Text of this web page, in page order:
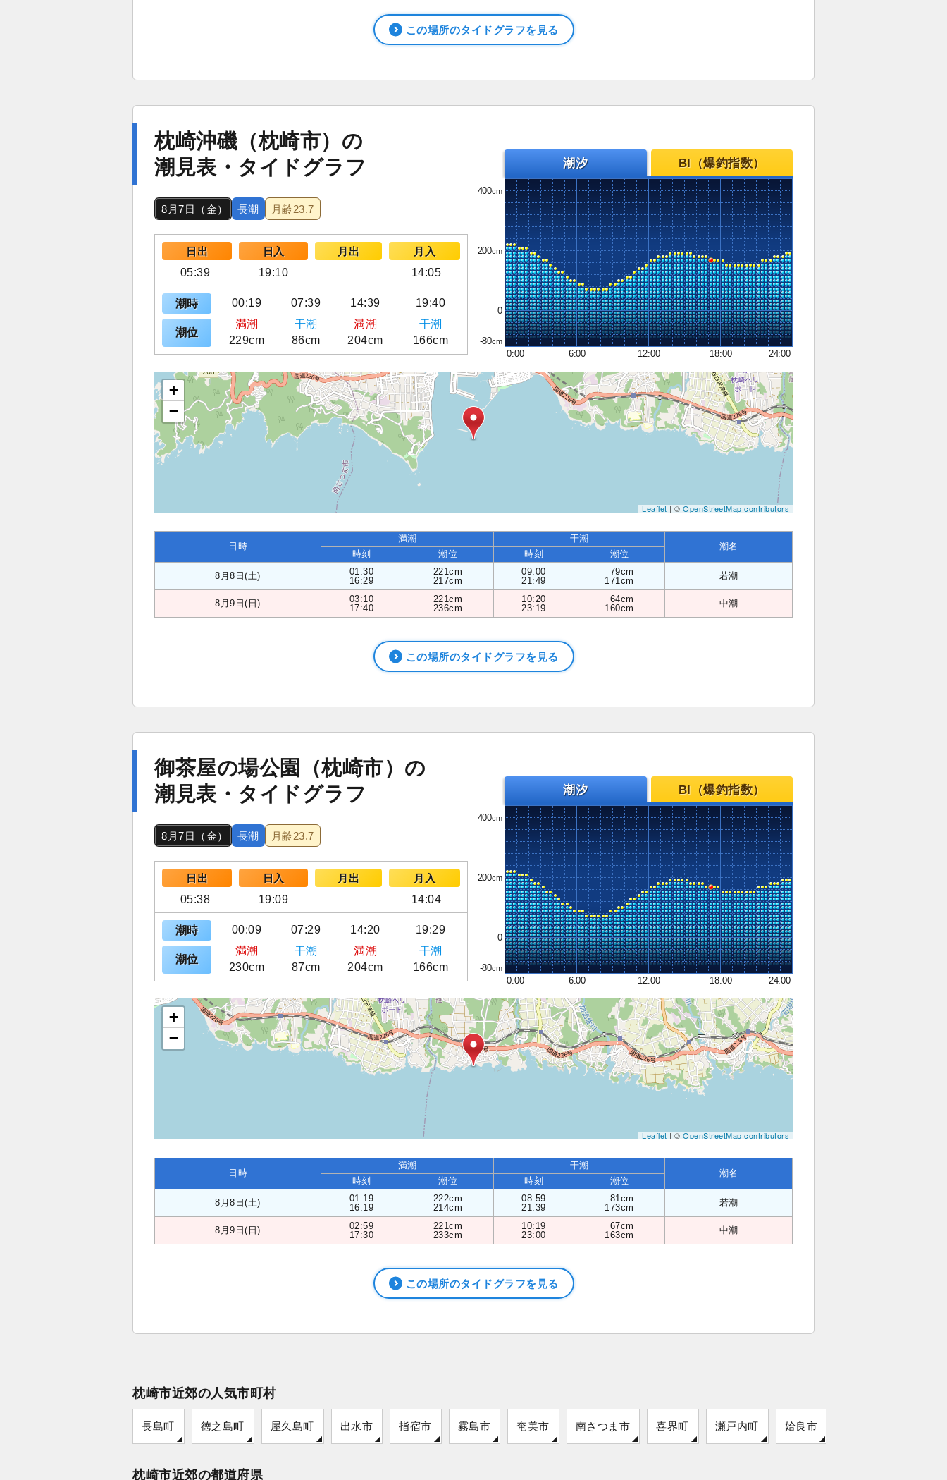
この場所のタイドグラフを見る
枕崎沖磯（枕崎市）の
潮見表・タイドグラフ
8月7日（金） 長潮 月齢23.7
日出 日入 月出
月入
05:39
19:10 14:05
潮時 00:19 07:39 14:39 19:40
潮位
満潮 干潮 満潮
干潮
229cm
86cm 204cm 166cm
潮汐 BI（爆釣指数）
400
200
0
-80
0:00
6:00 12:00 18:00 24:00
+
−
Leaflet| ©OpenStreetMap contributors
日時
満潮 干潮
潮名
時刻 潮位 時刻 潮位
8月8日(土)
01:30
16:29
221cm
217cm
09:00
21:49
79cm
171cm
若潮
8月9日(日)
03:10
17:40
221cm
236cm
10:20
23:19
64cm
160cm
中潮
この場所のタイドグラフを見る
御茶屋の場公園（枕崎市）の
潮見表・タイドグラフ
8月7日（金） 長潮 月齢23.7
日出 日入 月出
月入
05:38
19:09 14:04
潮時 00:09 07:29 14:20 19:29
潮位
満潮 干潮 満潮
干潮
230cm
87cm 204cm 166cm
潮汐 BI（爆釣指数）
400
200
0
-80
0:00
6:00 12:00 18:00 24:00
+
−
Leaflet| ©OpenStreetMap contributors
日時
満潮 干潮
潮名
時刻 潮位 時刻 潮位
8月8日(土)
01:19
16:19
222cm
214cm
08:59
21:39
81cm
173cm
若潮
8月9日(日)
02:59
17:30
221cm
233cm
10:19
23:00
67cm
163cm
中潮
この場所のタイドグラフを見る
枕崎市近郊の人気市町村
長島町 徳之島町 屋久島町 出水市 指宿市 霧島市 奄美市 南さつま市 喜界町 瀬戸内町 姶良市
枕崎市近郊の都道府県